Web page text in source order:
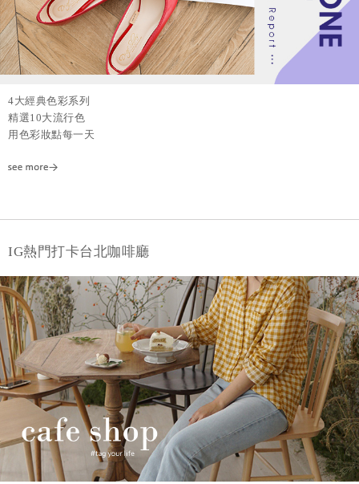
4大經典色彩系列
精選10大流行色
用色彩妝點每一天
IG熱門打卡台北咖啡廳